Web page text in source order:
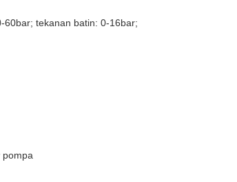
60bar; tekanan batin: 0-16bar;
pompa